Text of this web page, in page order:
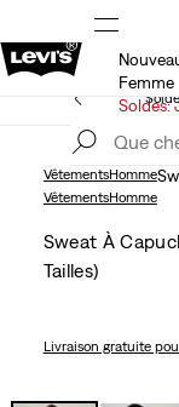
Femme
Soldes:
VêtementsHomme
VêtementsHomme
Sweat À
Tailles)
Livraison gratuite